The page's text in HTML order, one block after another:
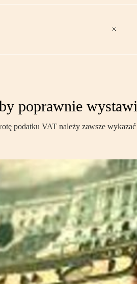
poprawnie
podatku VAT należy zawsze